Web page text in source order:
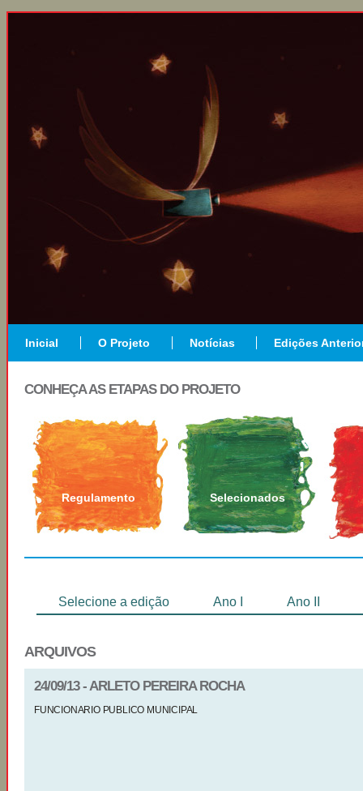
Inicial O Projeto Notícias Edições
CONHEÇA AS ETAPAS DO PROJETO
Regulamento Selecionados
Selecione a edição Ano I Ano II
ARQUIVOS
24/09/13 - ARLETO PEREIRA ROCHA
FUNCIONARIO PUBLICO MUNICIPAL